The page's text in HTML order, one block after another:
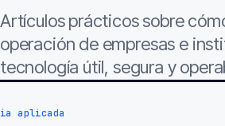
Artículos prácticos sobre
operación de empresas e
tecnología útil, segura y
ia aplicada